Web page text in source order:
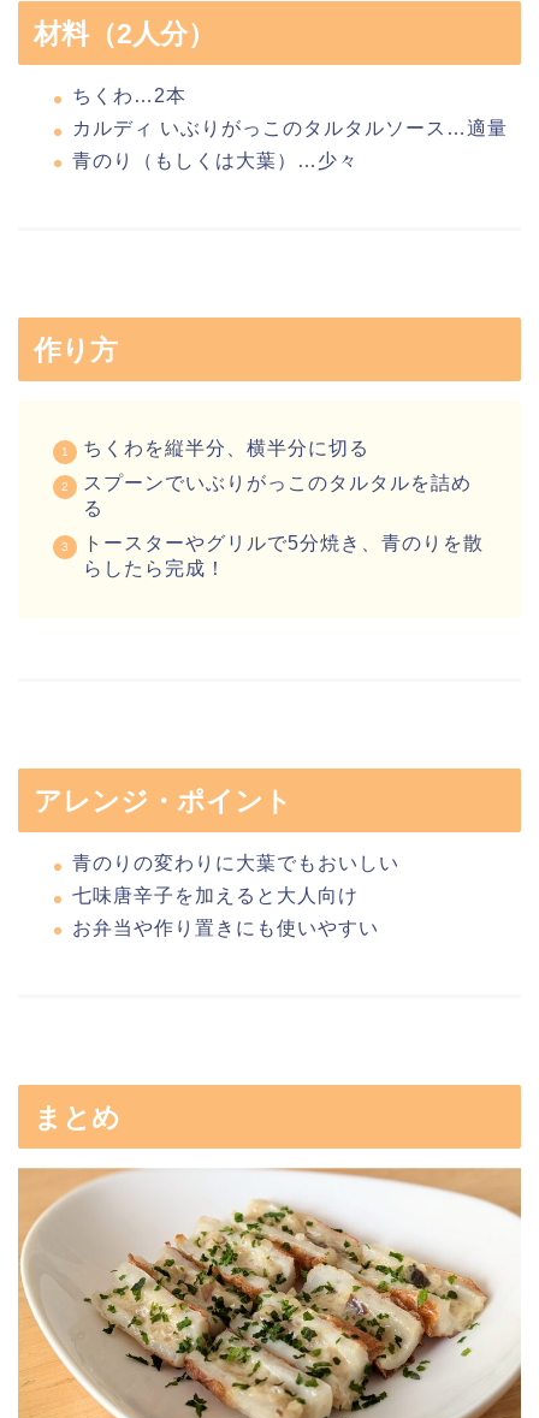
材料（2人分）
ちくわ…2本
カルディ いぶりがっこのタルタルソース…適量
青のり（もしくは大葉）…少々
作り方
ちくわを縦半分、横半分に切る
スプーンでいぶりがっこのタルタルを詰め
る
トースターやグリルで5分焼き、青のりを散
らしたら完成！
アレンジ・ポイント
青のりの変わりに大葉でもおいしい
七味唐辛子を加えると大人向け
お弁当や作り置きにも使いやすい
まとめ